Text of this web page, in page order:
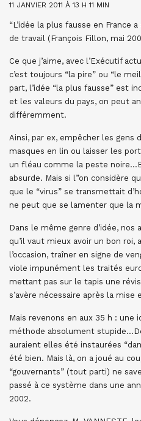
11 JANVIER 2011 À 13 H 11 MIN
“L’idée la plus fausse en France
de travail (François Fillon, mai
Ce que j’aime, avec l’Exécutif
c’est toujours “la pire” ou “le
part, l’idée “la plus fausse” est
et les valeurs du pays, on peut
différemment.
Ainsi, par ex, empêcher les gens
masques en lin ou laisser les
un fléau comme la peste
absurde. Mais si l”on considère
que le “virus” se transmettait
ne peut que se lamenter que la
Dans le même genre d’idée,
qu’il vaut mieux avoir un bon roi,
l’occasion, traîner en signe de
viole impunément les traités
mettant pas sur le tapis une
s’avère nécessaire après la mise
Mais revenons en aux 35 h : une
méthode absolument
auraient elles été instaurées
été bien. Mais là, on a joué au
“gouvernants” (tout parti) ne
passé à ce système dans une
2002.